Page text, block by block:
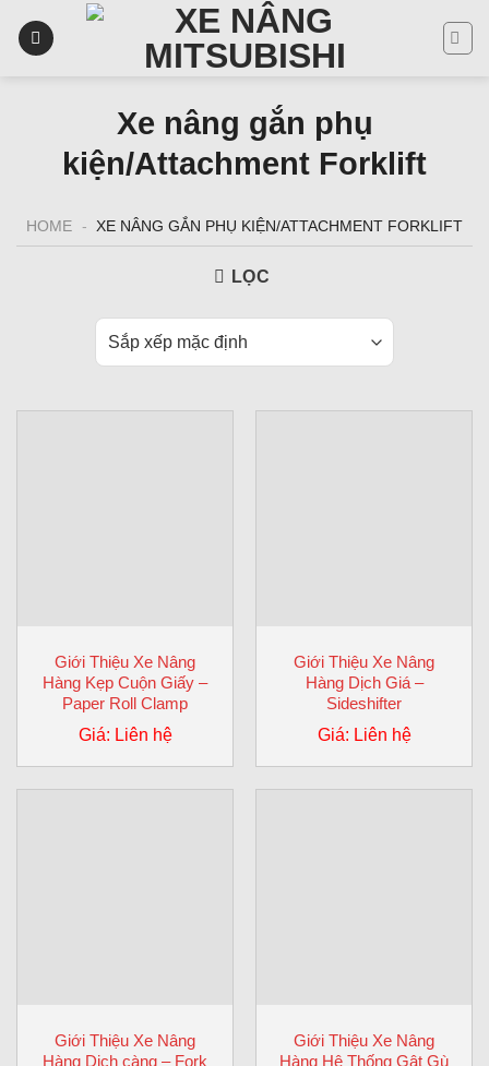
Xe nâng gắn phụ
kiện/Attachment Forklift
HOME - XE NÂNG GẮN PHỤ KIỆN/ATTACHMENT FORKLIFT
LỌC
Giới Thiệu Xe Nâng
Hàng Kẹp Cuộn Giấy –
Paper Roll Clamp
Giá: Liên hệ
Giới Thiệu Xe Nâng
Hàng Dịch Giá –
Sideshifter
Giá: Liên hệ
Giới Thiệu Xe Nâng
Hàng Dịch càng – Fork
Giới Thiệu Xe Nâng
Hàng Hệ Thống Gật Gù